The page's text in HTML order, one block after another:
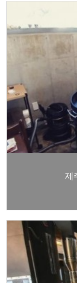
제